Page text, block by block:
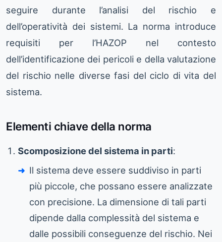
seguire durante l’analisi del rischio e
dell’operatività dei sistemi. La norma introduce
requisiti per l’HAZOP nel contesto
dell’identificazione dei pericoli e della valutazione
del rischio nelle diverse fasi del ciclo di vita del
sistema.
Elementi chiave della norma
Scomposizione del sistema in parti:
Il sistema deve essere suddiviso in parti
più piccole, che possano essere analizzate
con precisione. La dimensione di tali parti
dipende dalla complessità del sistema e
dalle possibili conseguenze del rischio. Nei